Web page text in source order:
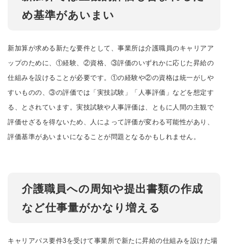
め基準があいまい
新加算が求める新たな要件として、事業所は介護職員のキャリアア
ップのために、①経験、②資格、③評価のいずれかに応じた昇給の
仕組みを設けることが必要です。①の経験や②の資格は統一がしや
すいものの、③の評価では「実技試験」「人事評価」などを想定す
る、とされています。実技試験や人事評価は、ともに人間の主観で
評価せざるを得ないため、人によって評価が変わる可能性があり、
評価基準があいまいになることが問題となるかもしれません。
介護職員への周知や提出書類の作成
など仕事量がかなり増える
キャリアパス要件3を受けて事業所で新たに昇給の仕組みを設けた場